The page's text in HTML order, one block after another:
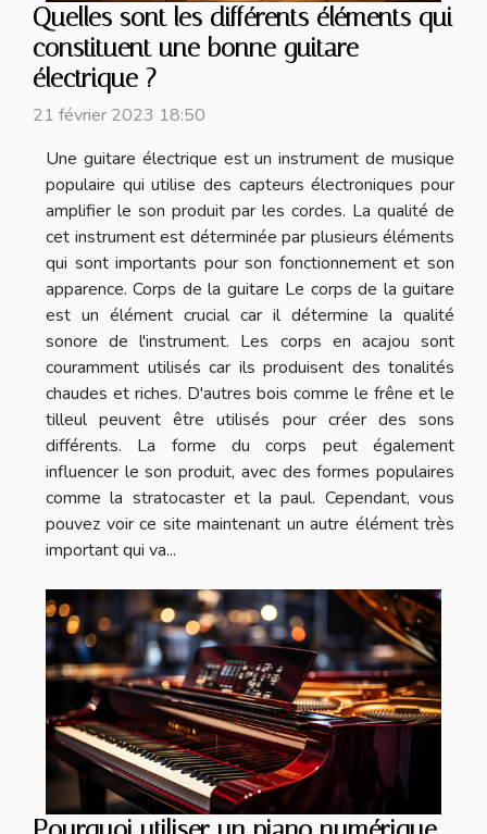
Quelles sont les différents éléments qui
constituent une bonne guitare
électrique ?
21 février 2023 18:50
Une guitare électrique est un instrument de musique
populaire qui utilise des capteurs électroniques pour
amplifier le son produit par les cordes. La qualité de
cet instrument est déterminée par plusieurs éléments
qui sont importants pour son fonctionnement et son
apparence. Corps de la guitare Le corps de la guitare
est un élément crucial car il détermine la qualité
sonore de l'instrument. Les corps en acajou sont
couramment utilisés car ils produisent des tonalités
chaudes et riches. D'autres bois comme le frêne et le
tilleul peuvent être utilisés pour créer des sons
différents. La forme du corps peut également
influencer le son produit, avec des formes populaires
comme la stratocaster et la paul. Cependant, vous
pouvez voir ce site maintenant un autre élément très
important qui va...